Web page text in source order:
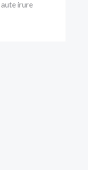
aute irure